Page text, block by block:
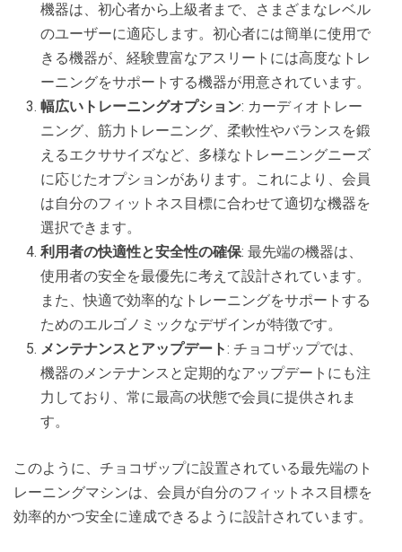
機器は、初心者から上級者まで、さまざまなレベル
のユーザーに適応します。初心者には簡単に使用で
きる機器が、経験豊富なアスリートには高度なトレ
ーニングをサポートする機器が用意されています。
幅広いトレーニングオプション: カーディオトレー
ニング、筋力トレーニング、柔軟性やバランスを鍛
えるエクササイズなど、多様なトレーニングニーズ
に応じたオプションがあります。これにより、会員
は自分のフィットネス目標に合わせて適切な機器を
選択できます。
利用者の快適性と安全性の確保: 最先端の機器は、
使用者の安全を最優先に考えて設計されています。
また、快適で効率的なトレーニングをサポートする
ためのエルゴノミックなデザインが特徴です。
メンテナンスとアップデート: チョコザップでは、
機器のメンテナンスと定期的なアップデートにも注
力しており、常に最高の状態で会員に提供されま
す。
このように、チョコザップに設置されている最先端のト
レーニングマシンは、会員が自分のフィットネス目標を
効率的かつ安全に達成できるように設計されています。